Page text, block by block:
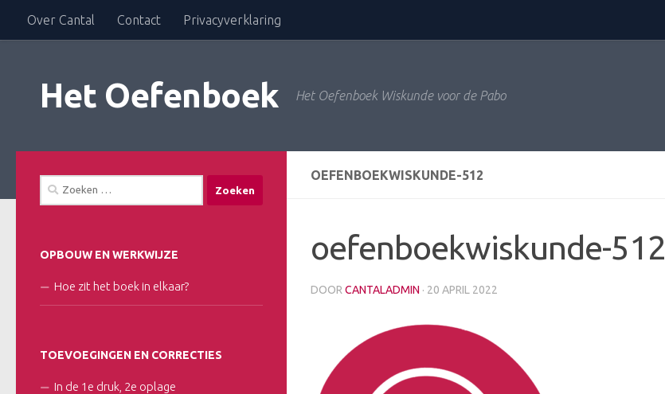
Doorgaan naar inhoud
Over Cantal Contact Privacyverklaring
Het Oefenboek Het Oefenboek Wiskunde voor de Pabo
OEFENBOEKWISKUNDE-512
oefenboekwiskunde-512
DOOR CANTALADMIN · 20 APRIL 2022
Zoeken
naar:
OPBOUW EN WERKWIJZE
Hoe zit het boek in elkaar?
TOEVOEGINGEN EN CORRECTIES
In de 1e druk, 2e oplage